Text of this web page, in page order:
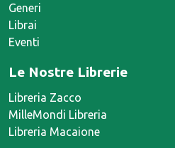
Generi
Librai
Eventi
Le Nostre Librerie
Libreria Zacco
MilleMondi Libreria
Libreria Macaione